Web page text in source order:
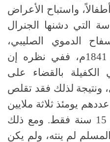
واستباح الأعراض
التي دشنها الجنرال
1849م) السفاح الدموي الصليبي،
الذي حل بالجزائر سنة 1841م، ففي نظره إن
بالقضاء على
ونتيجة لذلك فقد تقلص
يومئذ ثلاثة ملايين
نسمة إلى مليونين خلال 15 سنة فقط. ومع ذلك
لم ينته، ولم يكن